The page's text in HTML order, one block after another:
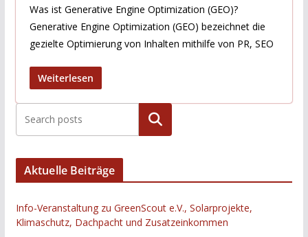
Was ist Generative Engine Optimization (GEO)?
Generative Engine Optimization (GEO) bezeichnet die
gezielte Optimierung von Inhalten mithilfe von PR, SEO
Weiterlesen
Suchen
Aktuelle Beiträge
Info-Veranstaltung zu GreenScout e.V., Solarprojekte,
Klimaschutz, Dachpacht und Zusatzeinkommen